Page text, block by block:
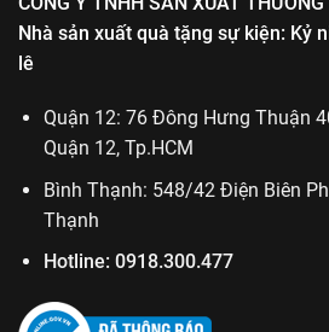
Nhà sản xuất quà tặng sự kiện: Kỷ
lê
Quận 12: 76 Đông Hưng Thuận
Quận 12, Tp.HCM
Bình Thạnh: 548/42 Điện Biên
Thạnh
Hotline: 0918.300.477